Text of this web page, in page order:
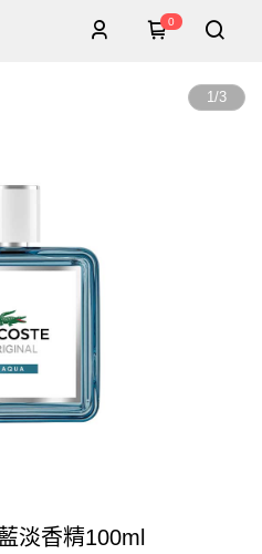
0
1/3
淡香精100ml